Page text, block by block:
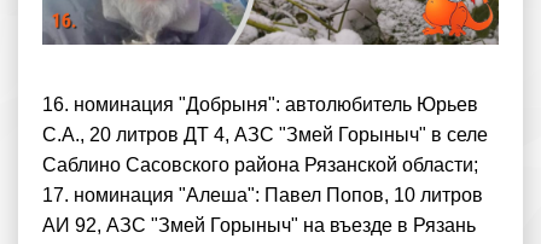
16. номинация "Добрыня": автолюбитель Юрьев
С.А., 20 литров ДТ 4, АЗС "Змей Горыныч" в селе
Саблино Сасовского района Рязанской области;
17. номинация "Алеша": Павел Попов, 10 литров
АИ 92, АЗС "Змей Горыныч" на въезде в Рязань